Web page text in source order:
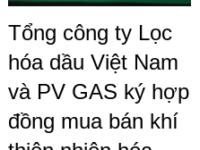
Tổng công ty Lọc
hóa dầu Việt Nam
và PV GAS ký hợp
đồng mua bán khí